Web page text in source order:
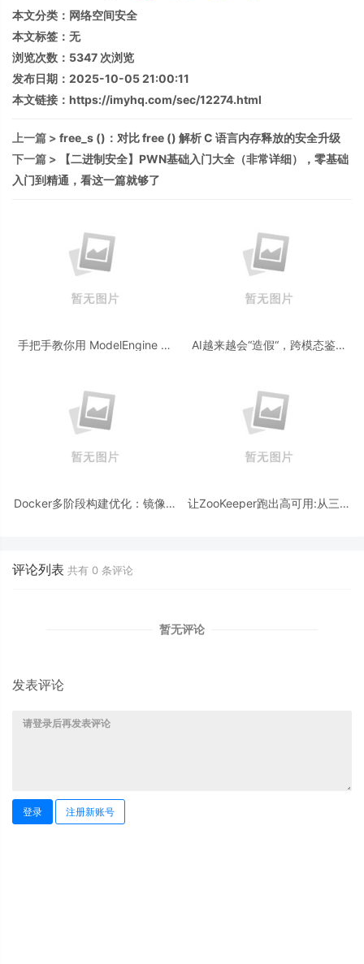
本文分类： 网络空间安全
本文标签：无
浏览次数： 5347次浏览
发布日期：2025-10-05 21:00:11
本文链接： https://imyhq.com/sec/12274.html
上一篇 > free_s ()：对比 free () 解析 C 语言内存释放的安全升级
下一篇 >
【二进制安全】PWN基础入门大全（非常详细），零基础
入门到精通，看这一篇就够了
手把手教你用 ModelEngine 打
AI越来越会“造假“，跨模态鉴伪
Docker多阶段构建优化：镜像体
让ZooKeeper跑出高可用:从三节
评论列表 共有 0 条评论
暂无评论
发表评论
登录 注册新账号